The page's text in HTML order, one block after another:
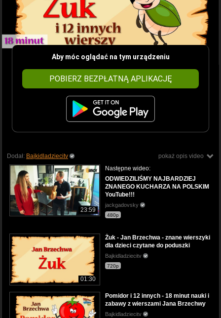
Aby móc oglądać na tym urządzeniu
POBIERZ BEZPŁATNĄ APLIKACJĘ
pokaż opis video
Dodał: Bajkidladziecitv
23:59
Następne wideo:
ODWIEDZILIŚMY NAJBARDZIEJ
ZNANEGO KUCHARZA NA POLSKIM
YouTube!!!
jackgadovsky
480p
01:30
Żuk - Jan Brzechwa - znane wierszyki
dla dzieci czytane do poduszki
Bajkidladziecitv
720p
Pomidor i 12 innych - 18 minut nauki i
zabawy z wierszami Jana Brzechwy
Bajkidladziecitv